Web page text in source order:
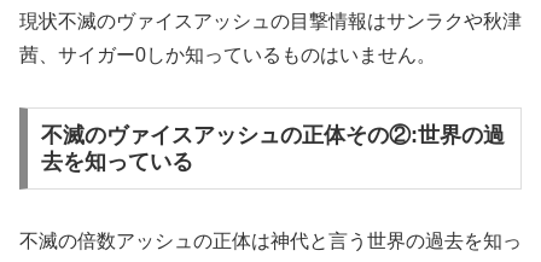
現状不滅のヴァイスアッシュの目撃情報はサンラクや秋津
茜、サイガー0しか知っているものはいません。
不滅のヴァイスアッシュの正体その②:世界の過
去を知っている
不滅の倍数アッシュの正体は神代と言う世界の過去を知っ